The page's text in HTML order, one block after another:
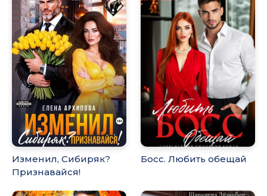
Изменил, Сибиряк?
Признавайся!
Босс. Любить обещай